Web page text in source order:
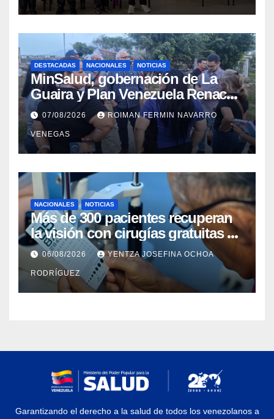
DESTACADAS NACIONALES NOTICIAS
MinSalud, gobernación de La
Guaira y Plan Venezuela Renace
iniciaron la rehabilitación integral
del Centro Psicofamiliar El Niño y
el Mar
07/08/2026 ROIMAN FERMIN NAVARRO
VENEGAS
NACIONALES NOTICIAS
Más de 300 pacientes recuperan
la visión con cirugías gratuitas de
cataratas en Zulia
06/08/2026 YENTZA JOSEFINA OCHOA
RODRÍGUEZ
Garantizando el derecho a la salud de todos los venezolanos a